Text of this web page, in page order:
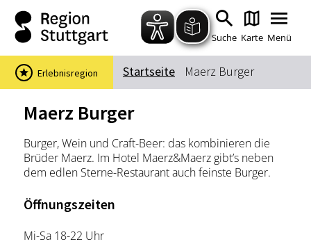
Zum Hauptinhalt springen
Zur Suche springen
Zur Hauptnavigation
Zum Footer springen
Suche Karte Menü
Suchbegriff
Das könnte Sie interessieren
Stadtführungen
Events & Tickets
Ausflugsziele
Startseite Maerz Burger
Erlebnisregion
Maerz Burger
Burger, Wein und Craft-Beer: das kombinieren die
Brüder Maerz. Im Hotel Maerz&Maerz gibt’s neben
dem edlen Sterne-Restaurant auch feinste Burger.
Öffnungszeiten
Mi-Sa 18-22 Uhr